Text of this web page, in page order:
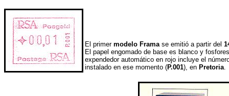
El primer modelo Framase emitió a partir del
El papel engomado de base es blanco y
expendedor automático en rojo incluye el
instalado en ese momento (P.001), en Pretoria.